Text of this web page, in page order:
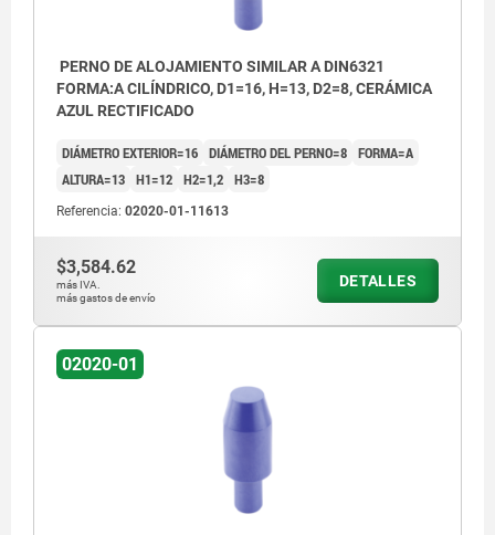
PERNO DE ALOJAMIENTO SIMILAR A DIN6321
FORMA:A CILÍNDRICO, D1=16, H=13, D2=8, CERÁMICA
AZUL RECTIFICADO
DIÁMETRO EXTERIOR=16 DIÁMETRO DEL PERNO=8 FORMA=A
ALTURA=13 H1=12 H2=1,2 H3=8
Referencia: 02020-01-11613
$3,584.62
más IVA.
más gastos de envío
DETALLES
02020-01